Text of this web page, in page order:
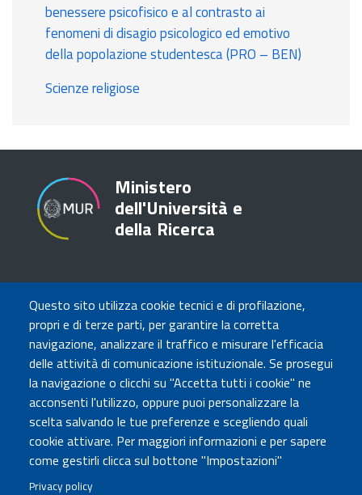
Questo sito utilizza cookie tecnici e di profilazione,
propri e di terze parti, per garantire la corretta
navigazione, analizzare il traffico e misurare l'efficacia
delle attività di comunicazione istituzionale. Se prosegui
la navigazione o clicchi su "Accetta tutti i cookie" ne
acconsenti l'utilizzo, oppure puoi personalizzare la
scelta salvando le tue preferenze e scegliendo quali
cookie attivare. Per maggiori informazioni e per sapere
come gestirli clicca sul bottone "Impostazioni"
Privacy policy
benessere psicofisico e al contrasto ai
fenomeni di disagio psicologico ed emotivo
della popolazione studentesca (PRO – BEN)
Scienze religiose
Ministero
dell'Università e
della Ricerca
TRASPARENZA
Amministrazione Trasparente
Atti di notifica
Albo online
Concorsi
COMUNICA CON NOI
Urp
Posta elettronica certificata
Sedi e contatti